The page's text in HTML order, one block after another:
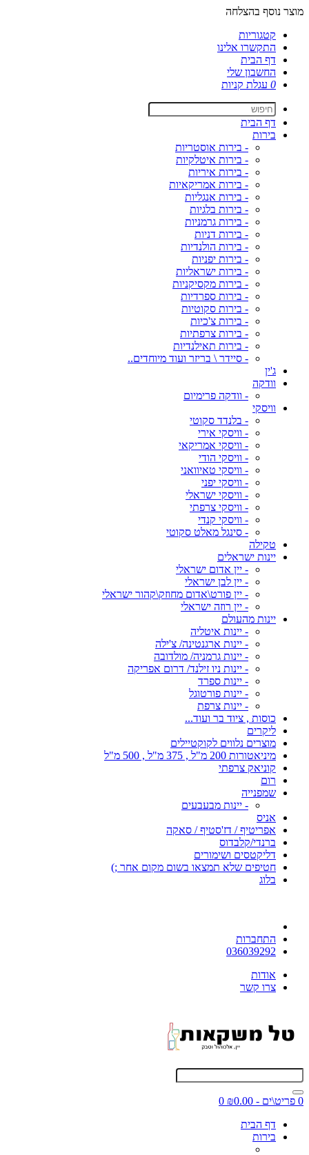
מוצר נוסף בהצלחה
קטגוריות
התקשרו אלינו
דף הבית
החשבון שלי
0 עגלת קניות
דף הבית
בירות
- בירות אוסטריות
- בירות איטלקיות
- בירות איריות
- בירות אמריקאיות
- בירות אנגליות
- בירות בלגיות
- בירות גרמניות
- בירות דניות
- בירות הולנדיות
- בירות יפניות
- בירות ישראליות
- בירות מקסיקניות
- בירות ספרדיות
- בירות סקוטיות
- בירות צ'כיות
- בירות צרפתיות
- בירות תאילנדיות
- סיידר \ בריזר ועוד מיוחדים..
ג'ין
וודקה
- וודקה פרימיום
וויסקי
- בלנדד סקוטי
- וויסקי אירי
- וויסקי אמריקאי
- וויסקי הודי
- וויסקי טאיוואני
- וויסקי יפני
- וויסקי ישראלי
- וויסקי צרפתי
- וויסקי קנדי
- סינגל מאלט סקוטי
טקילה
יינות ישראלים
- יין אדום ישראלי
- יין לבן ישראלי
- יין פורט\אדום מחוזק\קהור ישראלי
- יין רוזה ישראלי
יינות מהעולם
- יינות איטליה
- יינות ארגנטינה/ צ'ילה
- יינות גרמניה/ מולדובה
- יינות ניו זילנד/ דרום אפריקה
- יינות ספרד
- יינות פורטוגל
- יינות צרפת
כוסות , ציוד בר ועוד...
ליקרים
מוצרים נלווים לקוקטיילים
מיניאטורות 200 מ"ל , 375 מ"ל , 500 מ"ל
קוניאק צרפתי
רום
שמפנייה
- יינות מבעבעים
אניס
אפריטיף / דז'סטיף / סאקה
ברנדי/קלבדוס
דליקטסים ושימורים
חטיפים שלא תמצאו בשום מקום אחר ;)
בלוג
התחברות
036039292
אודות
צרו קשר
0 פריט\ים - ₪0.00
0
דף הבית
בירות